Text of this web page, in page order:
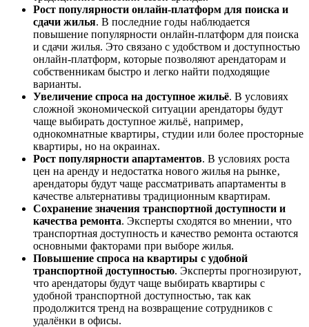
Рост популярности онлайн-платформ для поиска и
сдачи жилья. В последние годы наблюдается
повышение популярности онлайн-платформ для поиска
и сдачи жилья. Это связано с удобством и доступностью
онлайн-платформ‚ которые позволяют арендаторам и
собственникам быстро и легко найти подходящие
варианты.
Увеличение спроса на доступное жильё. В условиях
сложной экономической ситуации арендаторы будут
чаще выбирать доступное жильё‚ например‚
однокомнатные квартиры‚ студии или более просторные
квартиры‚ но на окраинах.
Рост популярности апартаментов. В условиях роста
цен на аренду и недостатка нового жилья на рынке‚
арендаторы будут чаще рассматривать апартаменты в
качестве альтернативы традиционным квартирам.
Сохранение значения транспортной доступности и
качества ремонта. Эксперты сходятся во мнении‚ что
транспортная доступность и качество ремонта остаются
основными факторами при выборе жилья.
Повышение спроса на квартиры с удобной
транспортной доступностью. Эксперты прогнозируют‚
что арендаторы будут чаще выбирать квартиры с
удобной транспортной доступностью‚ так как
продолжится тренд на возвращение сотрудников с
удалёнки в офисы.